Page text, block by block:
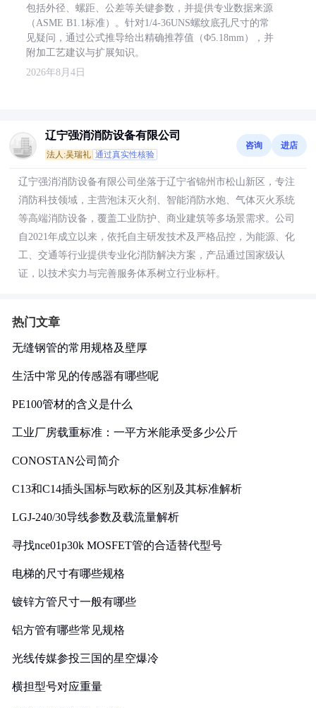
包括外径、螺距、公差等关键参数，并提供专业数据来源
（ASME B1.1标准）。针对1/4-36UNS螺纹底孔尺寸的常
见疑问，通过公式推导给出精确推荐值（Φ5.18mm），并
附加工艺建议与扩展知识。
2026年8月4日
辽宁强消消防设备有限公司
法人:吴瑞礼 通过真实性核验
咨询 进店
辽宁强消消防设备有限公司坐落于辽宁省锦州市松山新区，专注
消防科技领域，主营泡沫灭火剂、智能消防水炮、气体灭火系统
等高端消防设备，覆盖工业防护、商业建筑等多场景需求。公司
自2021年成立以来，依托自主研发技术及严格品控，为能源、化
工、交通等行业提供专业化消防解决方案，产品通过国家级认
证，以技术实力与完善服务体系树立行业标杆。
热门文章
无缝钢管的常用规格及壁厚
生活中常见的传感器有哪些呢
PE100管材的含义是什么
工业厂房载重标准：一平方米能承受多少公斤
CONOSTAN公司简介
C13和C14插头国标与欧标的区别及其标准解析
LGJ-240/30导线参数及载流量解析
寻找nce01p30k MOSFET管的合适替代型号
电梯的尺寸有哪些规格
镀锌方管尺寸一般有哪些
铝方管有哪些常见规格
光线传媒参投三国的星空爆冷
横担型号对应重量